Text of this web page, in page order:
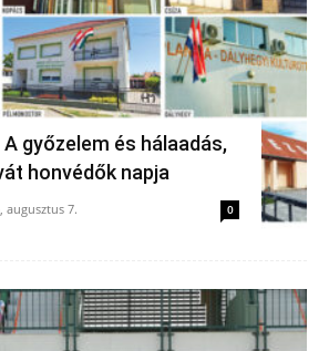
győzelem és hálaadás,
honvédők napja
augusztus 7. 0